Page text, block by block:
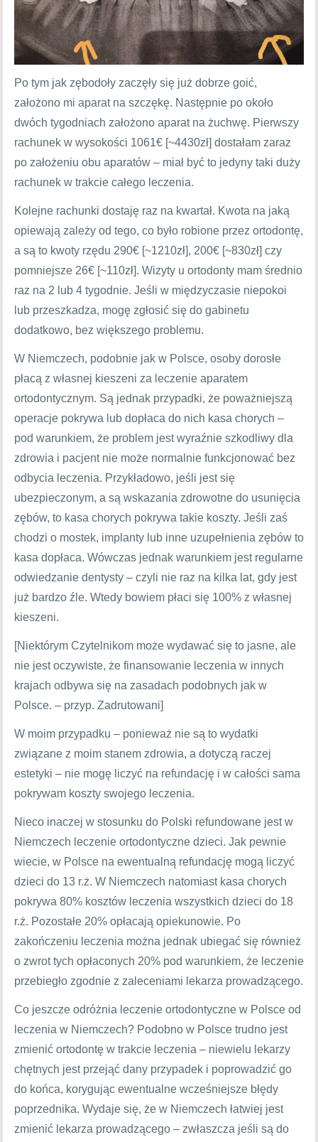
Po tym jak zębodoły zaczęły się już dobrze goić,
założono mi aparat na szczękę. Następnie po około
dwóch tygodniach założono aparat na żuchwę. Pierwszy
rachunek w wysokości 1061€ [~4430zł] dostałam zaraz
po założeniu obu aparatów – miał być to jedyny taki duży
rachunek w trakcie całego leczenia.
Kolejne rachunki dostaję raz na kwartał. Kwota na jaką
opiewają zależy od tego, co było robione przez ortodontę,
a są to kwoty rzędu 290€ [~1210zł], 200€ [~830zł] czy
pomniejsze 26€ [~110zł]. Wizyty u ortodonty mam średnio
raz na 2 lub 4 tygodnie. Jeśli w międzyczasie niepokoi
lub przeszkadza, mogę zgłosić się do gabinetu
dodatkowo, bez większego problemu.
W Niemczech, podobnie jak w Polsce, osoby dorosłe
płacą z własnej kieszeni za leczenie aparatem
ortodontycznym. Są jednak przypadki, że poważniejszą
operacje pokrywa lub dopłaca do nich kasa chorych –
pod warunkiem, że problem jest wyraźnie szkodliwy dla
zdrowia i pacjent nie może normalnie funkcjonować bez
odbycia leczenia. Przykładowo, jeśli jest się
ubezpieczonym, a są wskazania zdrowotne do usunięcia
zębów, to kasa chorych pokrywa takie koszty. Jeśli zaś
chodzi o mostek, implanty lub inne uzupełnienia zębów to
kasa dopłaca. Wówczas jednak warunkiem jest regularne
odwiedzanie dentysty – czyli nie raz na kilka lat, gdy jest
już bardzo źle. Wtedy bowiem płaci się 100% z własnej
kieszeni.
[Niektórym Czytelnikom może wydawać się to jasne, ale
nie jest oczywiste, że finansowanie leczenia w innych
krajach odbywa się na zasadach podobnych jak w
Polsce. – przyp. Zadrutowani]
W moim przypadku – ponieważ nie są to wydatki
związane z moim stanem zdrowia, a dotyczą raczej
estetyki – nie mogę liczyć na refundację i w całości sama
pokrywam koszty swojego leczenia.
Nieco inaczej w stosunku do Polski refundowane jest w
Niemczech leczenie ortodontyczne dzieci. Jak pewnie
wiecie, w Polsce na ewentualną refundację mogą liczyć
dzieci do 13 r.ż. W Niemczech natomiast kasa chorych
pokrywa 80% kosztów leczenia wszystkich dzieci do 18
r.ż. Pozostałe 20% opłacają opiekunowie. Po
zakończeniu leczenia można jednak ubiegać się również
o zwrot tych opłaconych 20% pod warunkiem, że leczenie
przebiegło zgodnie z zaleceniami lekarza prowadzącego.
Co jeszcze odróżnia leczenie ortodontyczne w Polsce od
leczenia w Niemczech? Podobno w Polsce trudno jest
zmienić ortodontę w trakcie leczenia – niewielu lekarzy
chętnych jest przejąć dany przypadek i poprowadzić go
do końca, korygując ewentualne wcześniejsze błędy
poprzednika. Wydaje się, że w Niemczech łatwiej jest
zmienić lekarza prowadzącego – zwłaszcza jeśli są do